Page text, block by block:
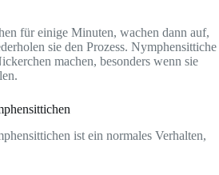
für einige Minuten, wachen dann auf,
sie den Prozess. Nymphensittiche
machen, besonders wenn sie
ist ein normales Verhalten,